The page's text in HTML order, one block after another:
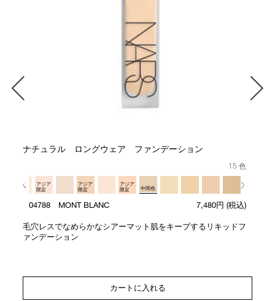
ナチュラル ロングウェア ファンデーション
15 色
アジア
限定
アジア
限定
アジア
限定
中間色
04788 MONT BLANC 7,480円 (税込)
毛穴レスでなめらかなシアーマット肌をキープするリキッドフ
ァンデーション
カートに入れる